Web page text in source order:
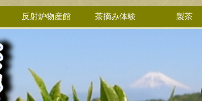
反射炉物産館 茶摘み体験 製茶